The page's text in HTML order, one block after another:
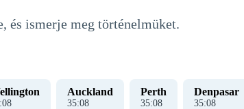
és ismerje meg történelmüket.
:09
Auckland
35:09
Perth
35:09
Denpasar
35:09